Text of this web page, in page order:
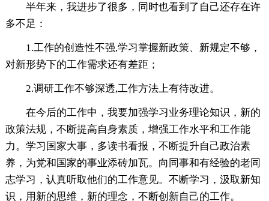
半年来，我进步了很多，同时也看到了自己还存在许
多不足：
1.工作的创造性不强,学习掌握新政策、新规定不够，
对新形势下的工作需求还有差距；
2.调研工作不够深透,工作方法上有待改进。
在今后的工作中，我要加强学习业务理论知识，新的
政策法规，不断提高自身素质，增强工作水平和工作能
力。学习国家大事，多读书看报，不断提升自己政治素
养，为党和国家的事业添砖加瓦。向同事和有经验的老同
志学习，认真听取他们的工作意见。不断学习，汲取新知
识，用新的思维，新的理念，不断创新自己的工作。